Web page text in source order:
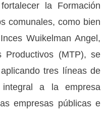
la Formación
comunales, como bien
Wuikelman Angel,
Productivos (MTP), se
tres líneas de
a la empresa
empresas públicas e